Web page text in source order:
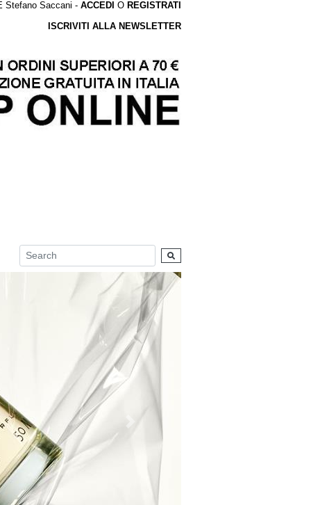
Stefano Saccani - ACCEDI O REGISTRATI
ISCRIVITI ALLA NEWSLETTER